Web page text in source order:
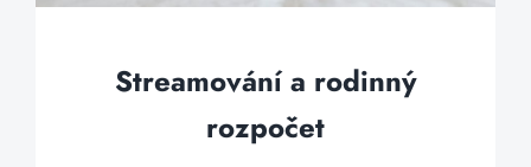
Streamování a rodinný
rozpočet